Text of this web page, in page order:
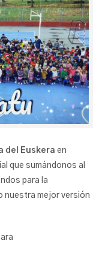
del Euskera en
que sumándonos al
para la
nuestra mejor versión